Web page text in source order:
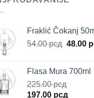
Fraklić Čokanj
54.00рсд
bila:
54.00
48.00
Flasa Mura 700ml
225.00рсд
Originalna
197.00 рсд